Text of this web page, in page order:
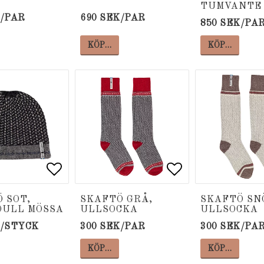
PAR 690 SEK/PAR
KÖP…
TUMVANTE
850 SEK/
KÖP…
favoritlistan
favoritlistanLägg till i favoritlistan
Lägg till i favoritlistan
SOT,
MÖSSA
STYCK
Lägg till i
Lägg till i
SKAFTÖ GRÅ,
ULLSOCKA
300 SEK/PAR
KÖP…
SKAFTÖ
ULLSOCKA
300 SEK/
KÖP…